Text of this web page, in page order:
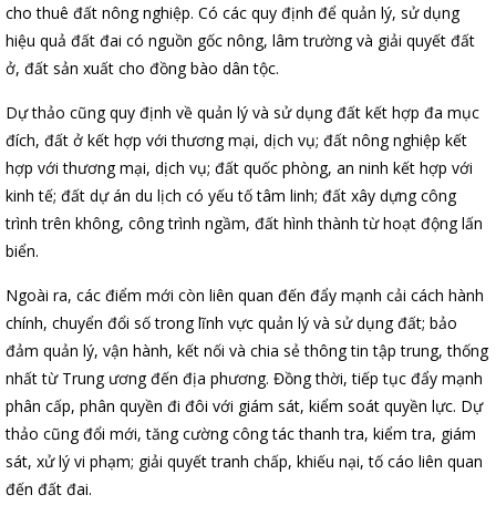
cho thuê đất nông nghiệp. Có các quy định để quản lý, sử dụng
hiệu quả đất đai có nguồn gốc nông, lâm trường và giải quyết đất
ở, đất sản xuất cho đồng bào dân tộc.
Dự thảo cũng quy định về quản lý và sử dụng đất kết hợp đa mục
đích, đất ở kết hợp với thương mại, dịch vụ; đất nông nghiệp kết
hợp với thương mại, dịch vụ; đất quốc phòng, an ninh kết hợp với
kinh tế; đất dự án du lịch có yếu tố tâm linh; đất xây dựng công
trình trên không, công trình ngầm, đất hình thành từ hoạt động lấn
biển.
Ngoài ra, các điểm mới còn liên quan đến đẩy mạnh cải cách hành
chính, chuyển đổi số trong lĩnh vực quản lý và sử dụng đất; bảo
đảm quản lý, vận hành, kết nối và chia sẻ thông tin tập trung, thống
nhất từ Trung ương đến địa phương. Đồng thời, tiếp tục đẩy mạnh
phân cấp, phân quyền đi đôi với giám sát, kiểm soát quyền lực. Dự
thảo cũng đổi mới, tăng cường công tác thanh tra, kiểm tra, giám
sát, xử lý vi phạm; giải quyết tranh chấp, khiếu nại, tố cáo liên quan
đến đất đai.